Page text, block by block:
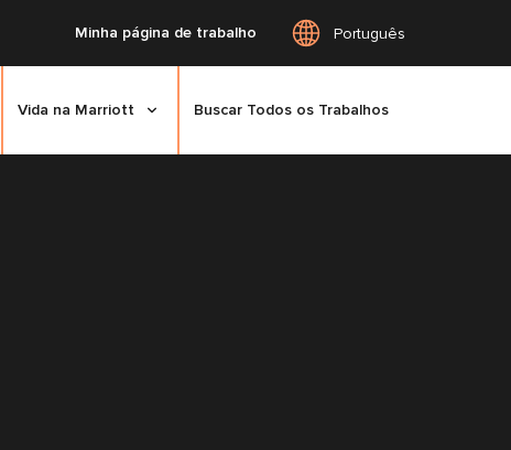
Minha página de trabalho Português
Vida na Marriott Buscar Todos os Trabalhos